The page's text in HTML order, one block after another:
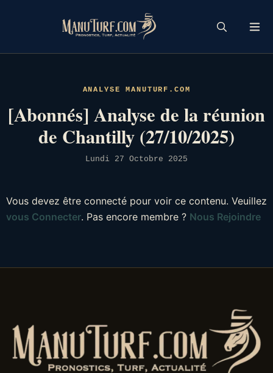
ANALYSE MANUTURF.COM
[Abonnés] Analyse de la réunion
de Chantilly (27/10/2025)
Lundi 27 Octobre 2025
Vous devez être connecté pour voir ce contenu. Veuillez
vous Connecter. Pas encore membre ? Nous Rejoindre